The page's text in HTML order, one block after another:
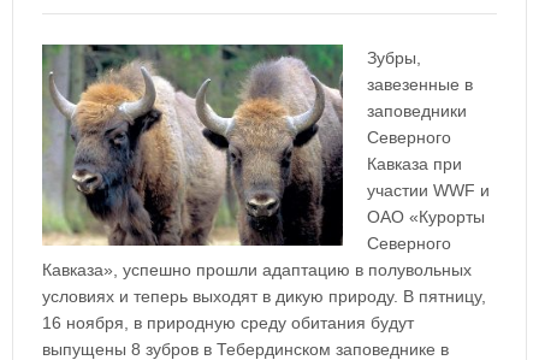
Зубры,
завезенные в
заповедники
Северного
Кавказа при
участии WWF и
ОАО «Курорты
Северного
Кавказа», успешно прошли адаптацию в полувольных
условиях и теперь выходят в дикую природу. В пятницу,
16 ноября, в природную среду обитания будут
выпущены 8 зубров в Тебердинском заповеднике в